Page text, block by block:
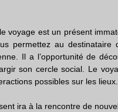
le voyage est un présent
permettez au destinataire
Il a l’opportunité de
son cercle social. Le
possibles sur les lieux.
ira à la rencontre de